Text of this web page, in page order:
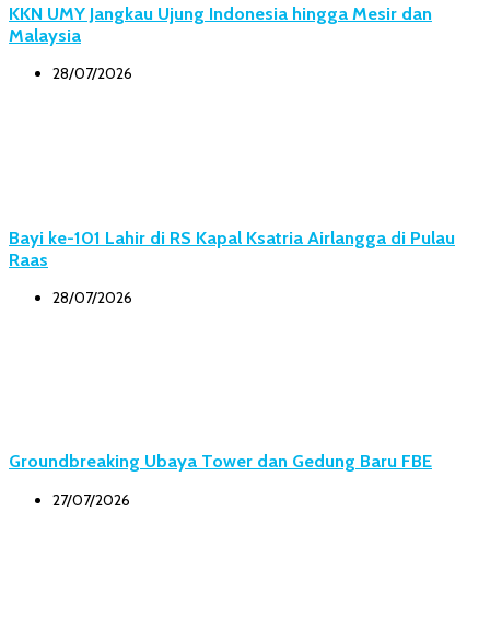
KKN UMY Jangkau Ujung Indonesia hingga Mesir dan
Malaysia
28/07/2026
Bayi ke-101 Lahir di RS Kapal Ksatria Airlangga di Pulau
Raas
28/07/2026
Groundbreaking Ubaya Tower dan Gedung Baru FBE
27/07/2026